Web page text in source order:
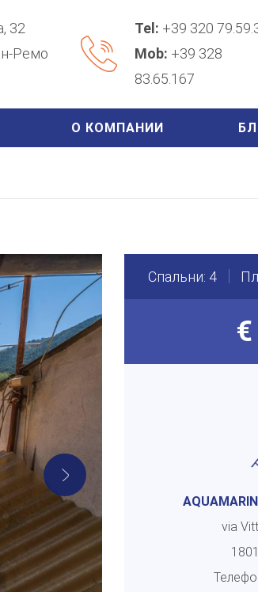
32
Ремо
Tel: +39 320
Mob: +39 328
83.65.167
О КОМПАНИИ
Спальни: 4
via